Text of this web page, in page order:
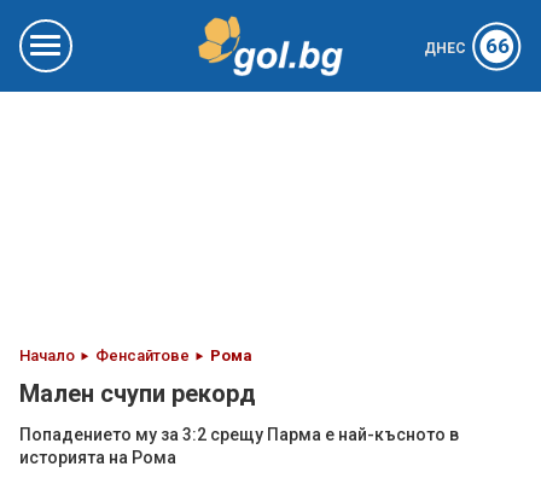
ДНЕС 66
Начало Фенсайтове Рома
Мален счупи рекорд
Попадението му за 3:2 срещу Парма е най-късното в
историята на Рома